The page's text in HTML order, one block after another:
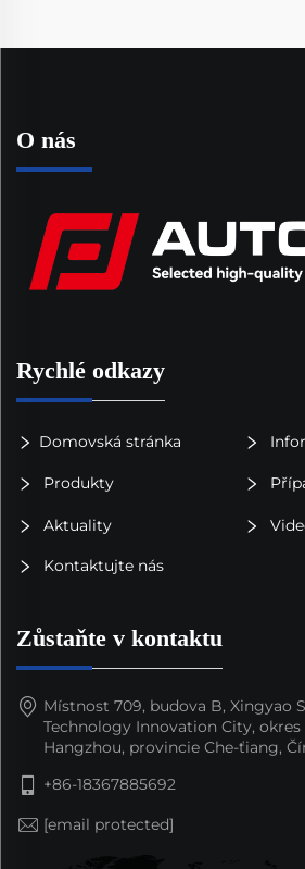
O nás
Rychlé odkazy
Domovská stránka
Produkty
Aktuality
Kontaktujte nás
Zůstaňte v kontaktu
Místnost 709, budova B, Xingyao
Technology Innovation City,
Hangzhou, provincie Che-ťiang,
+86-18367885692
[email protected]